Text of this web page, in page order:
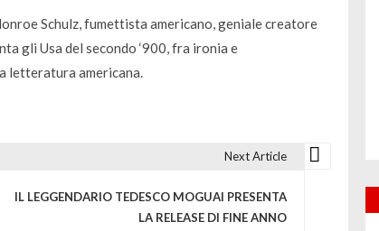
Schulz, fumettista americano, geniale creatore
gli Usa del secondo ‘900, fra ironia e
letteratura americana.
Next Article
IL LEGGENDARIO TEDESCO MOGUAI PRESENTA
LA RELEASE DI FINE ANNO